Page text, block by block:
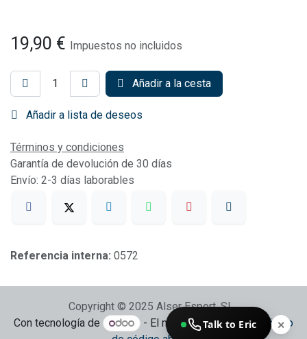
19,90 € Impuestos no incluidos
Añadir a la cesta
Añadir a lista de deseos
Términos y condiciones
Garantía de devolución de 30 días
Envío: 2-3 días laborables
Referencia interna: 0572
Copyright © 2025 Alser Esport, SL
Con tecnología de
- El mejorComercio electrónico
Talk to Eric ✕